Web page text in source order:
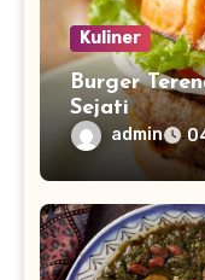
Kuliner
Burger
Sejati
admin